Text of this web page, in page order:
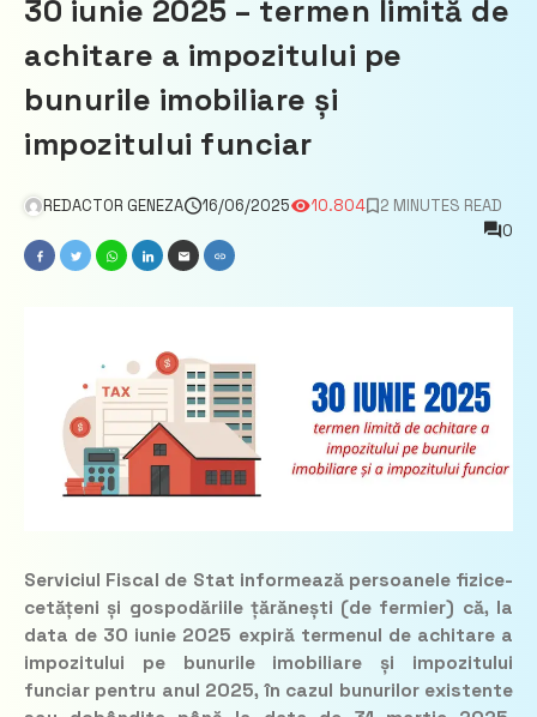
30 iunie 2025 – termen limită de
achitare a impozitului pe
bunurile imobiliare și
impozitului funciar
REDACTOR GENEZA 16/06/2025 10.804
2 MINUTES READ
0
Serviciul Fiscal de Stat informează persoanele fizice-
cetățeni și gospodăriile țărănești (de fermier) că, la
data de 30 iunie 2025 expiră termenul de achitare a
impozitului pe bunurile imobiliare și impozitului
funciar pentru anul 2025, în cazul bunurilor existente